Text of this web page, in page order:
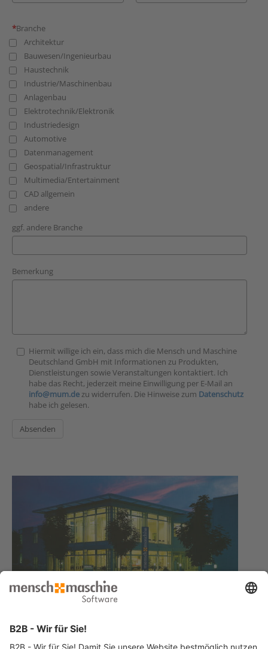
Branche
Architektur
Bauwesen/Ingenieurbau
Haustechnik
Industrie/Maschinenbau
Anlagenbau
Elektrotechnik/Elektronik
Industriedesign
Automotive
Datenmanagement
Geospatial/Infrastruktur
Multimedia/Entertainment
CAD allgemein
andere
ggf. andere Branche
Bemerkung
Hiermit willige ich ein, dass mich die Mensch und Maschine
Deutschland GmbH mit Informationen zu Produkten,
Dienstleistungen sowie Veranstaltungen kontaktiert. Ich
habe das Recht, jederzeit meine Einwilligung per E-Mail an
info@mum.dezu widerrufen. Die Hinweise zum Datenschutz
habe ich gelesen.
Haben Sie Fragen?